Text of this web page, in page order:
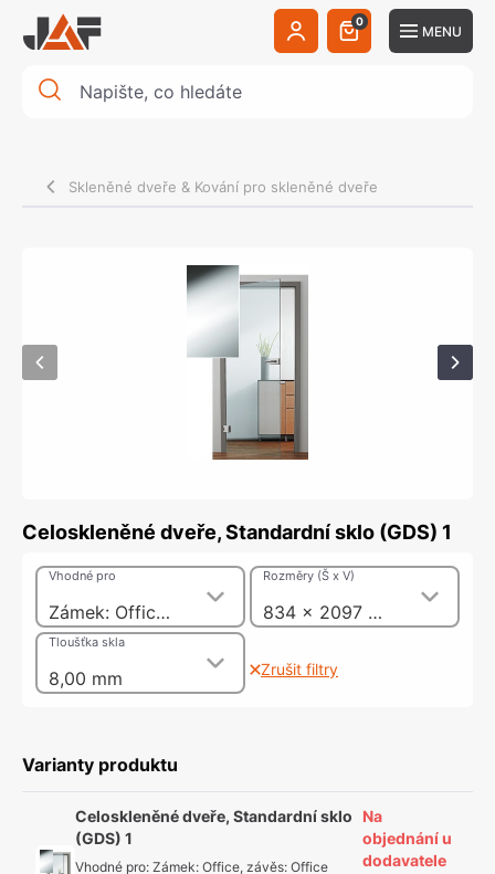
0
MENU
Skleněné dveře & Kování pro skleněné dveře
Celoskleněné dveře, Standardní sklo (GDS) 1
Zámek: Office, závěs: Office VX
Vhodné pro
834 x 2097 mm
Rozměry (Š x V)
8,00 mm
Tloušťka skla
Zrušit filtry
Varianty produktu
Celoskleněné dveře, Standardní sklo
(GDS) 1
Vhodné pro: Zámek: Office, závěs: Office
Na
objednání u
dodavatele